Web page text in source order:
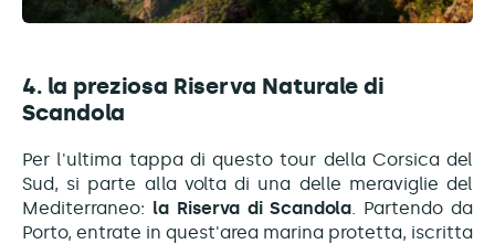
4. la preziosa Riserva Naturale di
Scandola
Per l'ultima tappa di questo tour della Corsica del
Sud, si parte alla volta di una delle meraviglie del
Mediterraneo: la Riserva di Scandola . Partendo da
Porto, entrate in quest'area marina protetta, iscritta